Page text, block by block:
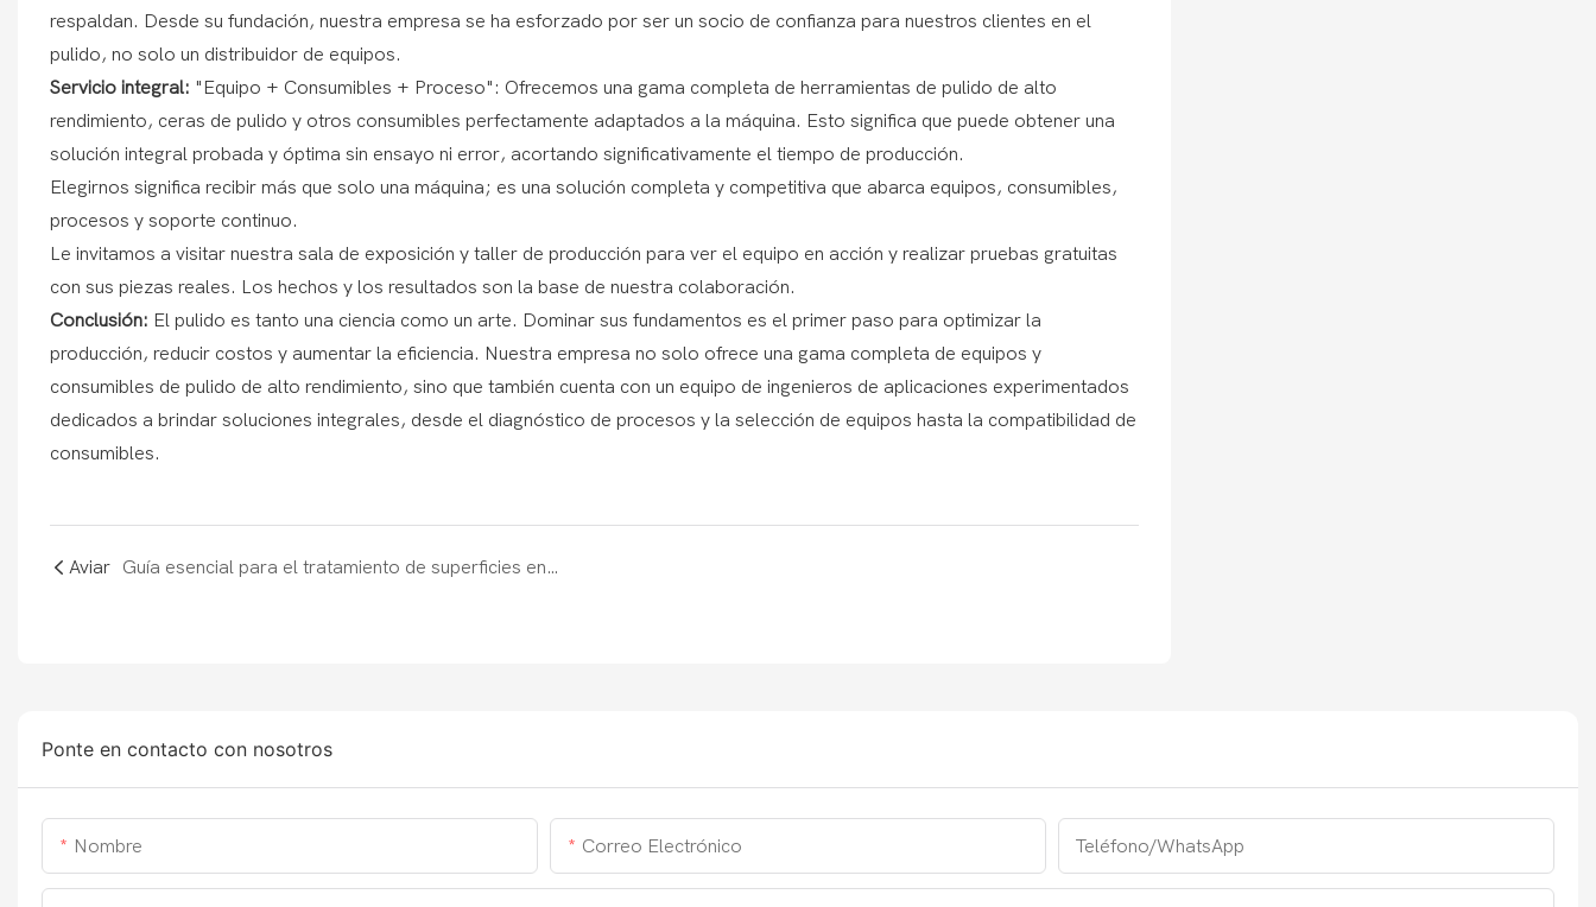
respaldan. Desde su fundación, nuestra empresa se ha esforzado por ser un socio de confianza para nuestros clientes en el
pulido, no solo un distribuidor de equipos.
Servicio integral: "Equipo + Consumibles + Proceso": Ofrecemos una gama completa de herramientas de pulido de alto
rendimiento, ceras de pulido y otros consumibles perfectamente adaptados a la máquina. Esto significa que puede obtener una
solución integral probada y óptima sin ensayo ni error, acortando significativamente el tiempo de producción.
Elegirnos significa recibir más que solo una máquina; es una solución completa y competitiva que abarca equipos, consumibles,
procesos y soporte continuo.
Le invitamos a visitar nuestra sala de exposición y taller de producción para ver el equipo en acción y realizar pruebas gratuitas
con sus piezas reales. Los hechos y los resultados son la base de nuestra colaboración.
Conclusión: El pulido es tanto una ciencia como un arte. Dominar sus fundamentos es el primer paso para optimizar la
producción, reducir costos y aumentar la eficiencia. Nuestra empresa no solo ofrece una gama completa de equipos y
consumibles de pulido de alto rendimiento, sino que también cuenta con un equipo de ingenieros de aplicaciones experimentados
dedicados a brindar soluciones integrales, desde el diagnóstico de procesos y la selección de equipos hasta la compatibilidad de
consumibles.
Aviar Guía esencial para el tratamiento de superficies en la industria manufacturera
Ponte en contacto con nosotros
Nombre Correo Electrónico Teléfono/WhatsApp